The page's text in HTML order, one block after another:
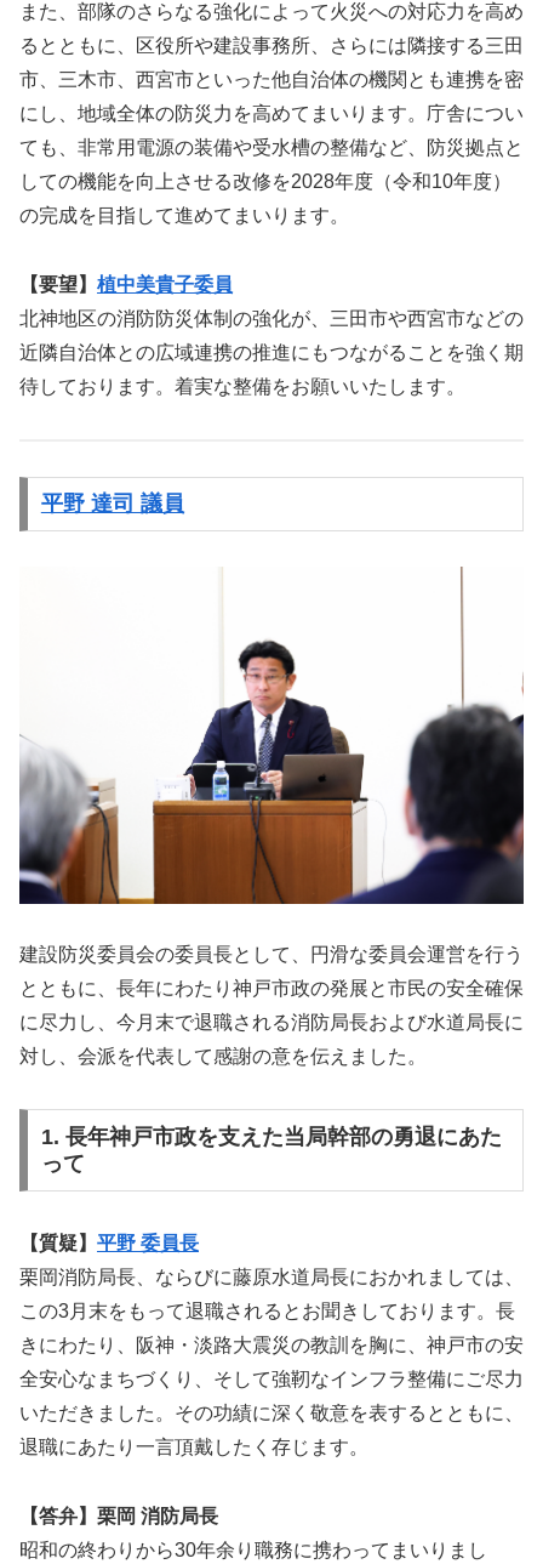
また、部隊のさらなる強化によって火災への対応力を高め
るとともに、区役所や建設事務所、さらには隣接する三田
市、三木市、西宮市といった他自治体の機関とも連携を密
にし、地域全体の防災力を高めてまいります。庁舎につい
ても、非常用電源の装備や受水槽の整備など、防災拠点と
しての機能を向上させる改修を2028年度（令和10年度）
の完成を目指して進めてまいります。
【要望】 植中美貴子委員
北神地区の消防防災体制の強化が、三田市や西宮市などの
近隣自治体との広域連携の推進にもつながることを強く期
待しております。着実な整備をお願いいたします。
平野 達司 議員
建設防災委員会の委員長として、円滑な委員会運営を行う
とともに、長年にわたり神戸市政の発展と市民の安全確保
に尽力し、今月末で退職される消防局長および水道局長に
対し、会派を代表して感謝の意を伝えました。
1. 長年神戸市政を支えた当局幹部の勇退にあた
って
【質疑】 平野 委員長
栗岡消防局長、ならびに藤原水道局長におかれましては、
この3月末をもって退職されるとお聞きしております。長
きにわたり、阪神・淡路大震災の教訓を胸に、神戸市の安
全安心なまちづくり、そして強靭なインフラ整備にご尽力
いただきました。その功績に深く敬意を表するとともに、
退職にあたり一言頂戴したく存じます。
【答弁】栗岡 消防局長
昭和の終わりから30年余り職務に携わってまいりまし